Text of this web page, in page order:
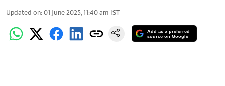
Updated on:01 June 2025, 11:40 am IST
Add as a preferred
source on Google